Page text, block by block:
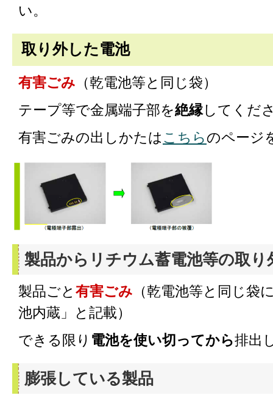
い。
取り外した電池
有害ごみ （乾電池等と同じ袋）
テープ等で金属端子部を絶縁してくだ
有害ごみの出しかたはこちらのページ
製品からリチウム蓄電池等の取
製品ごと 有害ごみ （乾電池等と同じ袋
池内蔵」と記載）
できる限り 電池を使い切ってから排出
膨張している製品